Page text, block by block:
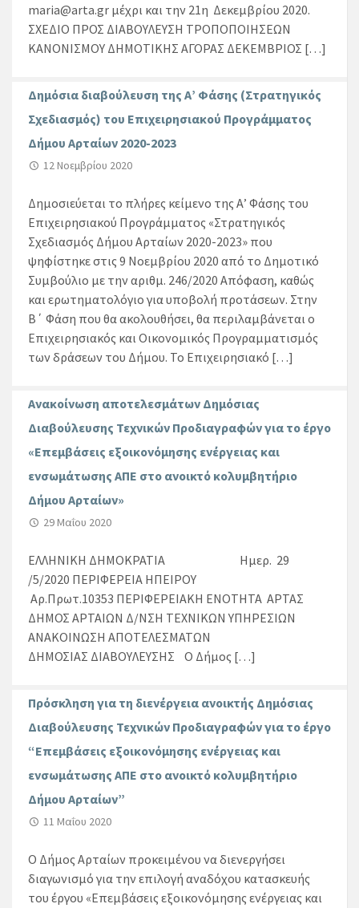
maria@arta.gr μέχρι και την 21η Δεκεμβρίου 2020.
ΣΧΕΔΙΟ ΠΡΟΣ ΔΙΑΒΟΥΛΕΥΣΗ ΤΡΟΠΟΠΟΙΗΣΕΩΝ
ΚΑΝΟΝΙΣΜΟΥ ΔΗΜΟΤΙΚΗΣ ΑΓΟΡΑΣ ΔΕΚΕΜΒΡΙΟΣ […]
Δημόσια διαβούλευση της Α’ Φάσης (Στρατηγικός
Σχεδιασμός) του Επιχειρησιακού Προγράμματος
Δήμου Αρταίων 2020-2023
12 Νοεμβρίου 2020
Δημοσιεύεται το πλήρες κείμενο της Α’ Φάσης του
Επιχειρησιακού Προγράμματος «Στρατηγικός
Σχεδιασμός Δήμου Αρταίων 2020-2023» που
ψηφίστηκε στις 9 Νοεμβρίου 2020 από το Δημοτικό
Συμβούλιο με την αριθμ. 246/2020 Απόφαση, καθώς
και ερωτηματολόγιο για υποβολή προτάσεων. Στην
Β΄ Φάση που θα ακολουθήσει, θα περιλαμβάνεται ο
Επιχειρησιακός και Οικονομικός Προγραμματισμός
των δράσεων του Δήμου. Το Επιχειρησιακό […]
Ανακοίνωση αποτελεσμάτων Δημόσιας
Διαβούλευσης Τεχνικών Προδιαγραφών για το έργο
«Επεμβάσεις εξοικονόμησης ενέργειας και
ενσωμάτωσης ΑΠΕ στο ανοικτό κολυμβητήριο
Δήμου Αρταίων»
29 Μαΐου 2020
ΕΛΛΗΝΙΚΗ ΔΗΜOΚΡΑΤΙΑ Ημερ. 29
/5/2020 ΠΕΡΙΦΕΡΕΙΑ ΗΠΕΙΡΟΥ
Αρ.Πρωτ.10353 ΠΕΡΙΦΕΡΕΙΑΚΗ ΕΝΟΤΗΤΑ ΑΡΤΑΣ
ΔΗΜΟΣ ΑΡΤΑΙΩΝ Δ/ΝΣΗ ΤΕΧΝΙΚΩΝ ΥΠΗΡΕΣΙΩΝ
ΑΝΑΚΟΙΝΩΣΗ ΑΠΟΤΕΛΕΣΜΑΤΩΝ
ΔΗΜΟΣΙΑΣ ΔΙΑΒΟΥΛΕΥΣΗΣ Ο Δήμος […]
Πρόσκληση για τη διενέργεια ανοικτής Δημόσιας
Διαβούλευσης Τεχνικών Προδιαγραφών για το έργο
“Επεμβάσεις εξοικονόμησης ενέργειας και
ενσωμάτωσης ΑΠΕ στο ανοικτό κολυμβητήριο
Δήμου Αρταίων”
11 Μαΐου 2020
Ο Δήμος Αρταίων προκειμένου να διενεργήσει
διαγωνισμό για την επιλογή αναδόχου κατασκευής
του έργου «Επεμβάσεις εξοικονόμησης ενέργειας και